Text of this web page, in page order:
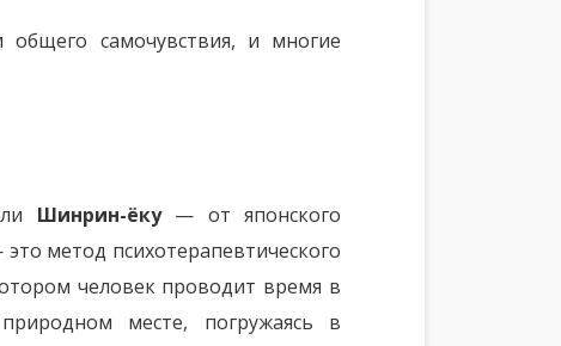
самочувствия, и многие
Шинрин-ёку— от японского
метод психотерапевтического
человек проводит время в
месте, погружаясь в